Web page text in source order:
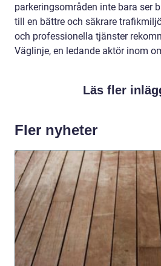
parkeringsområden inte bara ser
till en bättre och säkrare
och professionella tjänster
Väglinje, en ledande aktör inom
Läs fler
Fler nyheter